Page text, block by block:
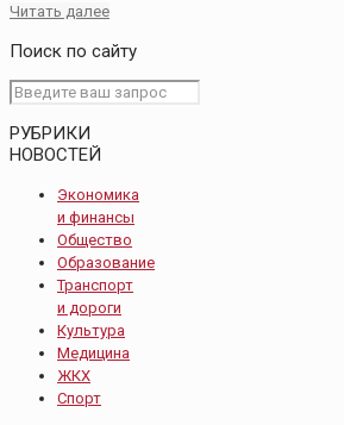
Читать далее
Поиск по сайту
РУБРИКИ
НОВОСТЕЙ
Экономика
и финансы
Общество
Образование
Транспорт
и дороги
Культура
Медицина
ЖКХ
Спорт